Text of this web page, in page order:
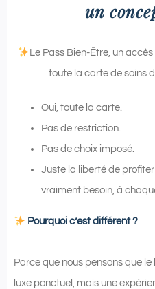
un
Le Pass Bien-Être, un
toute la carte de soins
Oui, toute la carte.
Pas de restriction.
Pas de choix imposé.
Juste la liberté de
vraiment besoin, à
Pourquoi c’est différent ?
Parce que nous pensons que
luxe ponctuel, mais une